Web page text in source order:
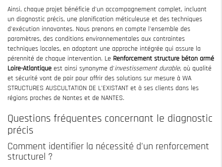
Ainsi, chaque projet bénéficie d'un accompagnement complet, incluant
un diagnostic précis, une planification méticuleuse et des techniques
d'exécution innovantes. Nous prenons en compte l'ensemble des
paramètres, des conditions environnementales aux contraintes
techniques locales, en adoptant une approche intégrée qui assure la
pérennité de chaque intervention. Le Renforcement structure béton armé
Loire-Atlantique est ainsi synonyme d'investissement durable, où qualité
et sécurité vont de pair pour offrir des solutions sur mesure à WA
STRUCTURES AUSCULTATION DE L'EXISTANT et à ses clients dans les
régions proches de Nantes et de NANTES.
Questions fréquentes concernant le diagnostic
précis
Comment identifier la nécessité d'un renforcement
structurel ?